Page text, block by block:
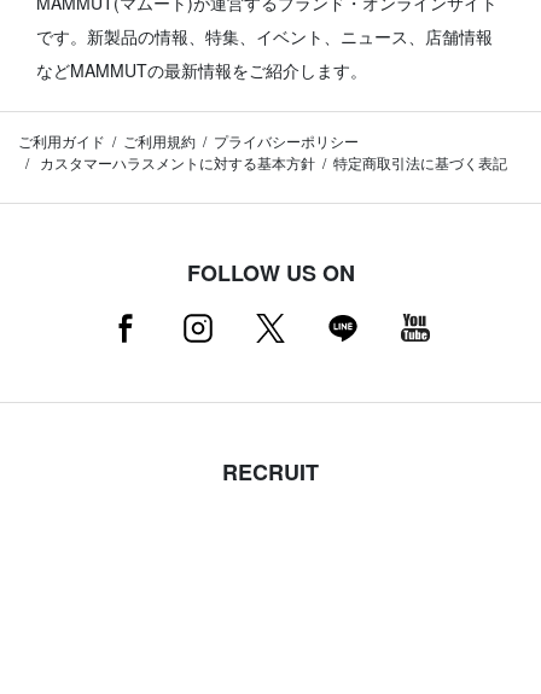
です。 新製品の情報、特集、イベント、ニュース、店舗情報
などMAMMUTの最新情報をご紹介します。
ご利用ガイド ご利用規約
プライバシーポリシー
カスタマーハラスメントに対する基本方針
特定商取引法に基づく表記
FOLLOW US ON
RECRUIT